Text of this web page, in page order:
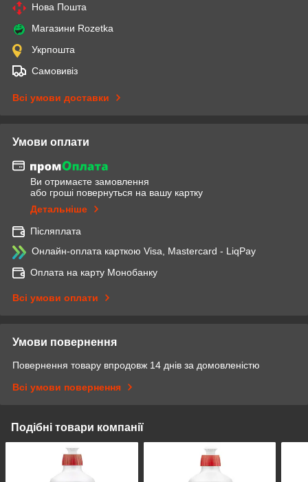
Нова Пошта
Магазини Rozetka
Укрпошта
Самовивіз
Всі умови доставки
Умови оплати
Ви отримаєте замовлення
або гроші повернуться на вашу картку
Детальніше
Післяплата
Онлайн-оплата карткою Visa, Mastercard - LiqPay
Оплата на карту Монобанку
Всі умови оплати
Умови повернення
Повернення товару впродовж 14 днів за домовленістю
Всі умови повернення
Подібні товари компанії